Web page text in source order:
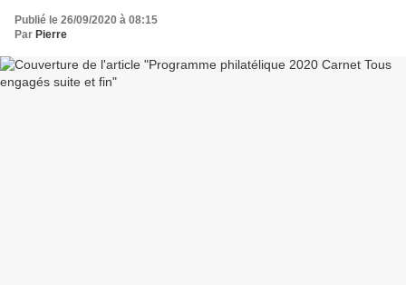
Publié le 26/09/2020 à 08:15
Par Pierre